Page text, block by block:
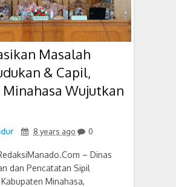
Masalah
& Capil,
Minahasa Wujutkan
8 years ago 0
– Dinas
dan Pencatatan Sipil
Minahasa,